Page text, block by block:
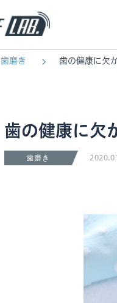
歯磨き 歯の健康に欠
歯の健康に欠
歯磨き